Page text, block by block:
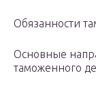
Обязанности
Основные
таможенного